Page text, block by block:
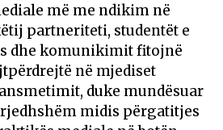
më me ndikim në
partneriteti, studentët e
dhe komunikimit fitojnë
në mjediset
duke mundësuar
midis përgatitjes